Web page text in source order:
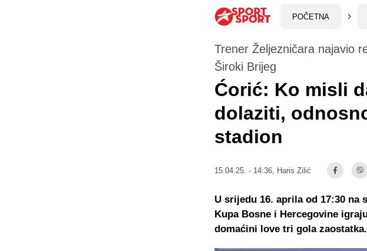
POČETNA
Trener Željezničara najavio
Široki Brijeg
Ćorić: Ko misli
dolaziti,
stadion
15.04.25. - 14:36, Haris Zilić
U srijedu 16. aprila od 17:30 na
Kupa Bosne i Hercegovine
domaćini love tri gola zaostatka.